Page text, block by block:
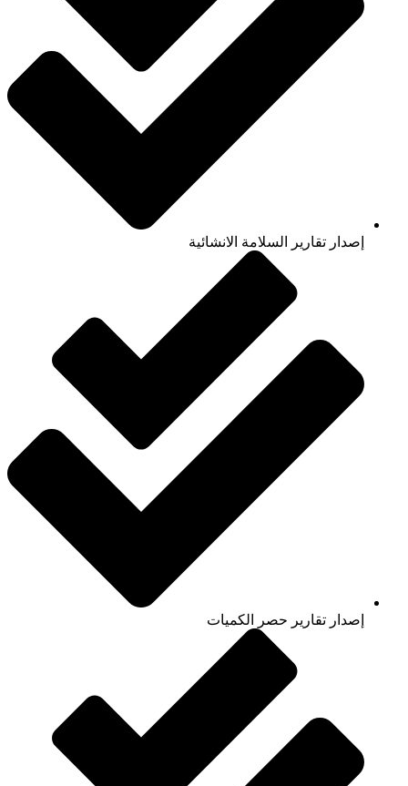
إصدار تقارير السلامة الانشائية
إصدار تقارير حصر الكميات